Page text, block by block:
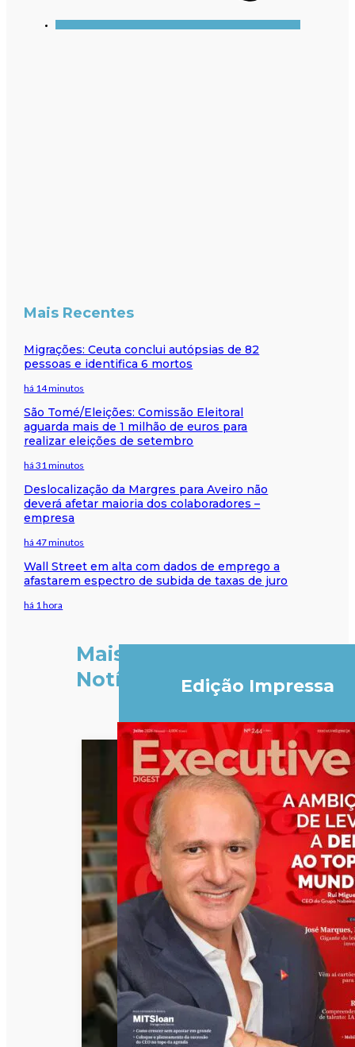
Mais Recentes
Migrações: Ceuta conclui autópsias de 82
pessoas e identifica 6 mortos
há 14 minutos
São Tomé/Eleições: Comissão Eleitoral
aguarda mais de 1 milhão de euros para
realizar eleições de setembro
há 31 minutos
Deslocalização da Margres para Aveiro não
deverá afetar maioria dos colaboradores –
empresa
há 47 minutos
Wall Street em alta com dados de emprego a
afastarem espectro de subida de taxas de juro
há 1 hora
Mais
Notícias
Edição Impressa